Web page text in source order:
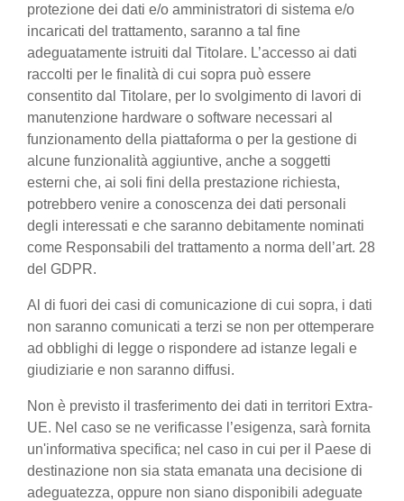
protezione dei dati e/o amministratori di sistema e/o
incaricati del trattamento, saranno a tal fine
adeguatamente istruiti dal Titolare. L’accesso ai dati
raccolti per le finalità di cui sopra può essere
consentito dal Titolare, per lo svolgimento di lavori di
manutenzione hardware o software necessari al
funzionamento della piattaforma o per la gestione di
alcune funzionalità aggiuntive, anche a soggetti
esterni che, ai soli fini della prestazione richiesta,
potrebbero venire a conoscenza dei dati personali
degli interessati e che saranno debitamente nominati
come Responsabili del trattamento a norma dell’art. 28
del GDPR.
Al di fuori dei casi di comunicazione di cui sopra, i dati
non saranno comunicati a terzi se non per ottemperare
ad obblighi di legge o rispondere ad istanze legali e
giudiziarie e non saranno diffusi.
Non è previsto il trasferimento dei dati in territori Extra-
UE. Nel caso se ne verificasse l’esigenza, sarà fornita
un'informativa specifica; nel caso in cui per il Paese di
destinazione non sia stata emanata una decisione di
adeguatezza, oppure non siano disponibili adeguate